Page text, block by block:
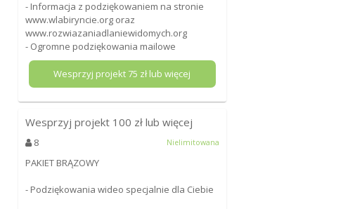
- Informacja z podziękowaniem na stronie
www.wlabiryncie.org oraz
www.rozwiazaniadlaniewidomych.org
- Ogromne podziękowania mailowe
Wesprzyj projekt75 zł lub więcej
Wesprzyj projekt 100 zł lub więcej
8 Nielimitowana
PAKIET BRĄZOWY
- Podziękowania wideo specjalnie dla Ciebie